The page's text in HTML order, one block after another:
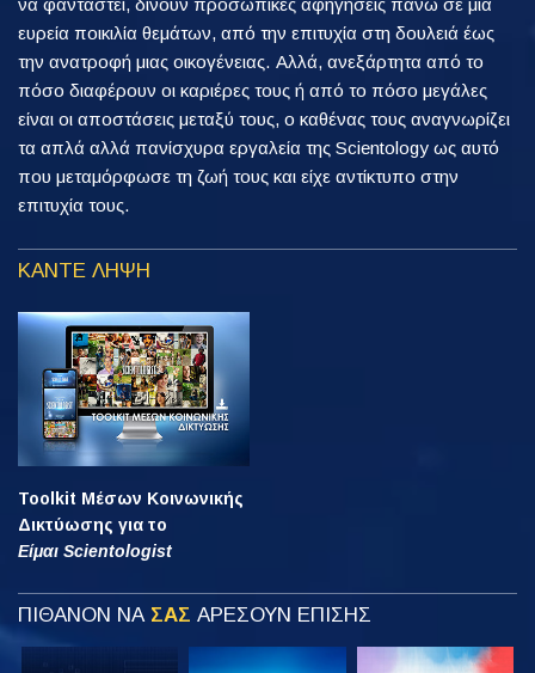
ευρεία ποικιλία θεμάτων, από την επιτυχία στη δουλειά έως
την ανατροφή μιας οικογένειας. Αλλά, ανεξάρτητα από το
πόσο διαφέρουν οι καριέρες τους ή από το πόσο μεγάλες
είναι οι αποστάσεις μεταξύ τους, ο καθένας τους αναγνωρίζει
τα απλά αλλά πανίσχυρα εργαλεία της Scientology ως αυτό
που μεταμόρφωσε τη ζωή τους και είχε αντίκτυπο στην
επιτυχία τους.
ΚΑΝΤΕ ΛΗΨΗ
Toolkit Μέσων Κοινωνικής
Δικτύωσης για το
Είμαι Scientologist
ΠΙΘΑΝΟΝ ΝΑ ΣΑΣ ΑΡΕΣΟΥΝ ΕΠΙΣΗΣ